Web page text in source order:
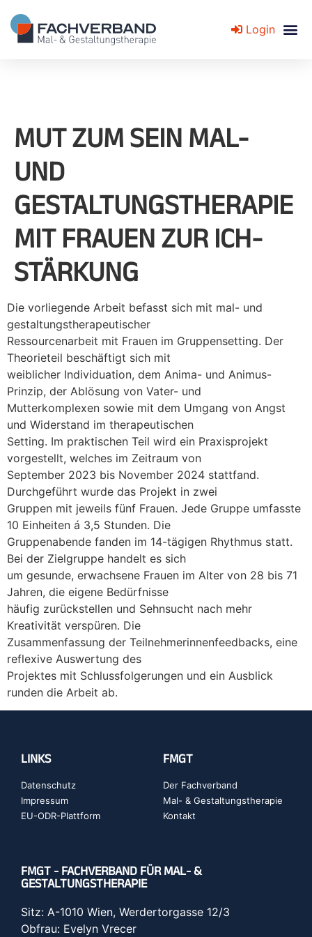
Login
MUT ZUM SEIN MAL-
UND
GESTALTUNGSTHERAPIE
MIT FRAUEN ZUR ICH-
STÄRKUNG
Die vorliegende Arbeit befasst sich mit mal- und
gestaltungstherapeutischer
Ressourcenarbeit mit Frauen im Gruppensetting. Der
Theorieteil beschäftigt sich mit
weiblicher Individuation, dem Anima- und Animus-
Prinzip, der Ablösung von Vater- und
Mutterkomplexen sowie mit dem Umgang von Angst
und Widerstand im therapeutischen
Setting. Im praktischen Teil wird ein Praxisprojekt
vorgestellt, welches im Zeitraum von
September 2023 bis November 2024 stattfand.
Durchgeführt wurde das Projekt in zwei
Gruppen mit jeweils fünf Frauen. Jede Gruppe umfasste
10 Einheiten á 3,5 Stunden. Die
Gruppenabende fanden im 14-tägigen Rhythmus statt.
Bei der Zielgruppe handelt es sich
um gesunde, erwachsene Frauen im Alter von 28 bis 71
Jahren, die eigene Bedürfnisse
häufig zurückstellen und Sehnsucht nach mehr
Kreativität verspüren. Die
Zusammenfassung der Teilnehmerinnenfeedbacks, eine
reflexive Auswertung des
Projektes mit Schlussfolgerungen und ein Ausblick
runden die Arbeit ab.
LINKS
Datenschutz
Impressum
EU-ODR-Plattform
FMGT
Der Fachverband
Mal- & Gestaltungstherapie
Kontakt
FMGT - FACHVERBAND FÜR MAL- &
GESTALTUNGSTHERAPIE
Sitz: A-1010 Wien, Werdertorgasse 12/3
Obfrau: Evelyn Vrecer